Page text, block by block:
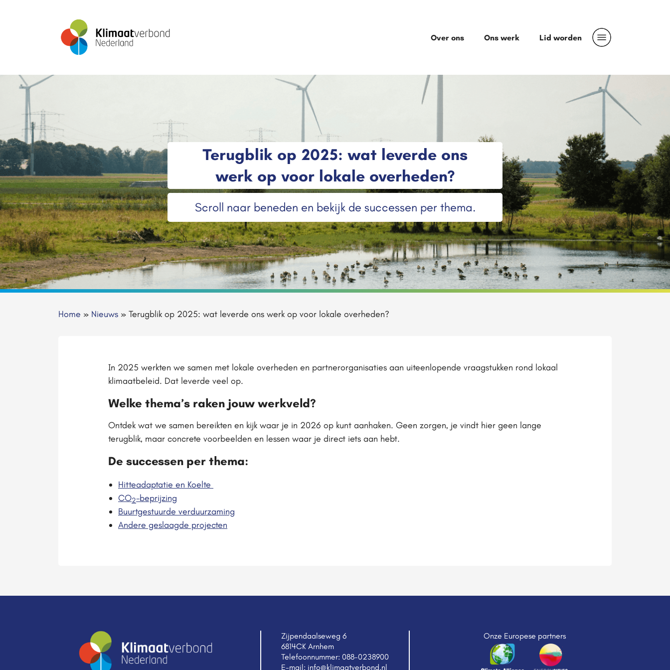
Over ons Ons werk Lid worden
Terugblik op 2025: wat leverde ons
werk op voor lokale overheden?
Scroll naar beneden en bekijk de successen per thema.
Home » Nieuws » Terugblik op 2025: wat leverde ons werk op voor lokale overheden?
In 2025 werkten we samen met lokale overheden en partnerorganisaties aan uiteenlopende vraagstukken rond lokaal
klimaatbeleid. Dat leverde veel op.
Welke thema’s raken jouw werkveld?
Ontdek wat we samen bereikten en kijk waar je in 2026 op kunt aanhaken. Geen zorgen, je vindt hier geen lange
terugblik, maar concrete voorbeelden en lessen waar je direct iets aan hebt.
De successen per thema:
Hitteadaptatie en Koelte
CO2-beprijzing
Buurtgestuurde verduurzaming
Andere geslaagde projecten
Zijpendaalseweg 6
6814CK Arnhem
Telefoonnummer: 088-0238900
E-mail: info@klimaatverbond.nl
Onze Europese partners